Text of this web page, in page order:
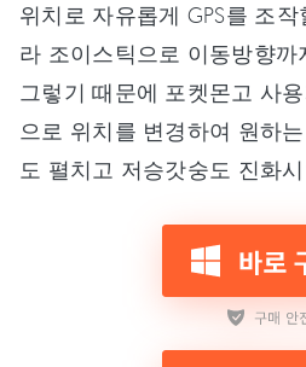
위치로 자유롭게 GPS를 조
라 조이스틱으로 이동방향까
그렇기 때문에 포켓몬고 사
으로 위치를 변경하여 원하
도 펼치고 저승갓숭도 진화